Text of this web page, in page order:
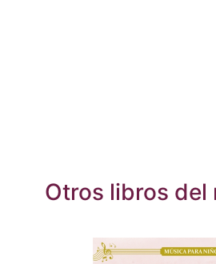
Otros libros del